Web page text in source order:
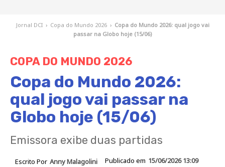
Jornal DCI › Copa do Mundo 2026 › Copa do Mundo 2026: qual jogo vai
passar na Globo hoje (15/06)
COPA DO MUNDO 2026
Copa do Mundo 2026:
qual jogo vai passar na
Globo hoje (15/06)
Emissora exibe duas partidas
Escrito Por Anny Malagolini Publicado em 15/06/2026 13:09